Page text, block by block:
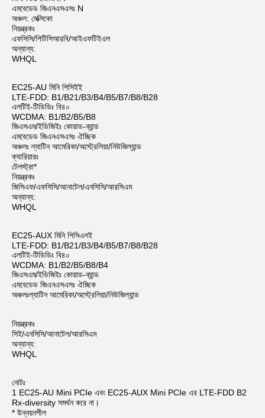
এমবেডেড জিএনএসএসঃ N
অঞ্চল: মেক্সিকো
নিয়ন্ত্রকঃ
এফসিসি/পিটিসিআরবি/আইএফটিইএল
অন্যান্য:
WHQL
EC25-AU মিনি পিসিইই
LTE-FDD: B1/B21/B3/B4/B5/B7/B8/B28
এলটিই-টিডিডিঃ বি৪০
WCDMA: B1/B2/B5/B8
জিএসএম/ইডিজিইঃ কোয়াড-ব্যান্ড
এমবেডেড জিএনএসএসঃ ঐচ্ছিক
অঞ্চলঃ ল্যাটিন আমেরিকা/অস্ট্রেলিয়া/নিউজিল্যান্ড
ক্যারিয়ারঃ
টেলস্ট্রা*
নিয়ন্ত্রকঃ
জিসিএফ/এফসিসি/আনাটেল/এনসিসি/আরসিএম
অন্যান্য:
WHQL
EC25-AUX মিনি পিসিএলই
LTE-FDD: B1/B21/B3/B4/B5/B7/B8/B28
এলটিই-টিডিডিঃ বি৪০
WCDMA: B1/B2/B5/B8/B4
জিএসএম/ইডিজিইঃ কোয়াড-ব্যান্ড
এমবেডেড জিএনএসএসঃ ঐচ্ছিক
অঞ্চলঃল্যাটিন আমেরিকা/অস্ট্রেলিয়া/নিউজিল্যান্ড
নিয়ন্ত্রকঃ
সিই/এনসিসি/আনাটেল/আরসিএম
অন্যান্য:
WHQL
নোটঃ
1 EC25-AU Mini PCIe এবং EC25-AUX Mini PCIe এর LTE-FDD B2
Rx-diversity সমর্থন করে না।
* উন্নয়নশীল